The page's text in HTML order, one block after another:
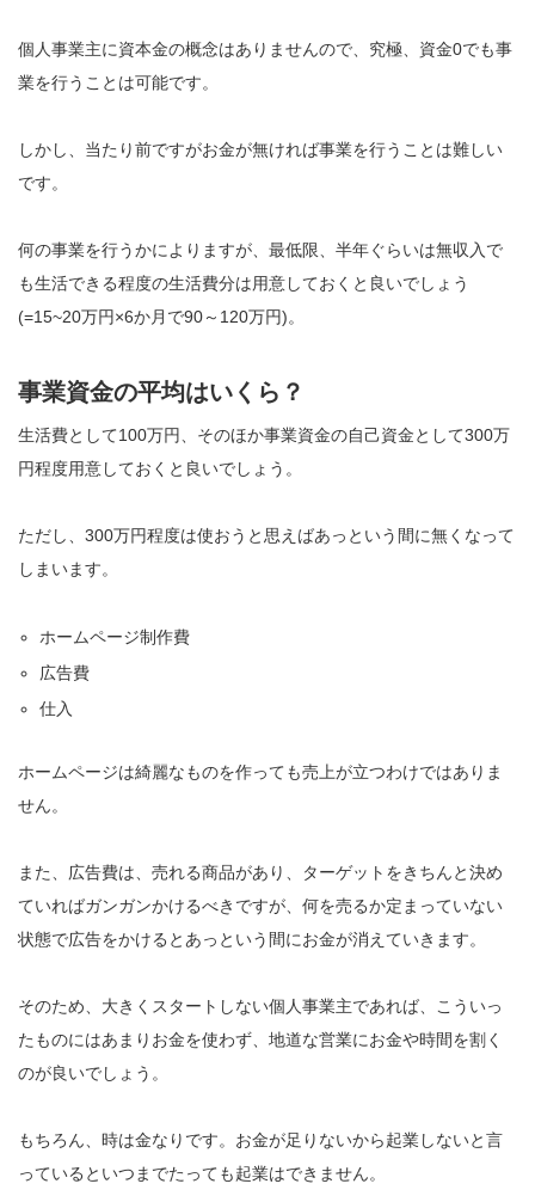
個人事業主に資本金の概念はありませんので、究極、資金0でも事
業を行うことは可能です。
しかし、当たり前ですがお金が無ければ事業を行うことは難しい
です。
何の事業を行うかによりますが、最低限、半年ぐらいは無収入で
も生活できる程度の生活費分は用意しておくと良いでしょう
(=15~20万円×6か月で90～120万円)。
事業資金の平均はいくら？
生活費として100万円、そのほか事業資金の自己資金として300万
円程度用意しておくと良いでしょう。
ただし、300万円程度は使おうと思えばあっという間に無くなって
しまいます。
ホームページ制作費
広告費
仕入
ホームページは綺麗なものを作っても売上が立つわけではありま
せん。
また、広告費は、売れる商品があり、ターゲットをきちんと決め
ていればガンガンかけるべきですが、何を売るか定まっていない
状態で広告をかけるとあっという間にお金が消えていきます。
そのため、大きくスタートしない個人事業主であれば、こういっ
たものにはあまりお金を使わず、地道な営業にお金や時間を割く
のが良いでしょう。
もちろん、時は金なりです。お金が足りないから起業しないと言
っているといつまでたっても起業はできません。